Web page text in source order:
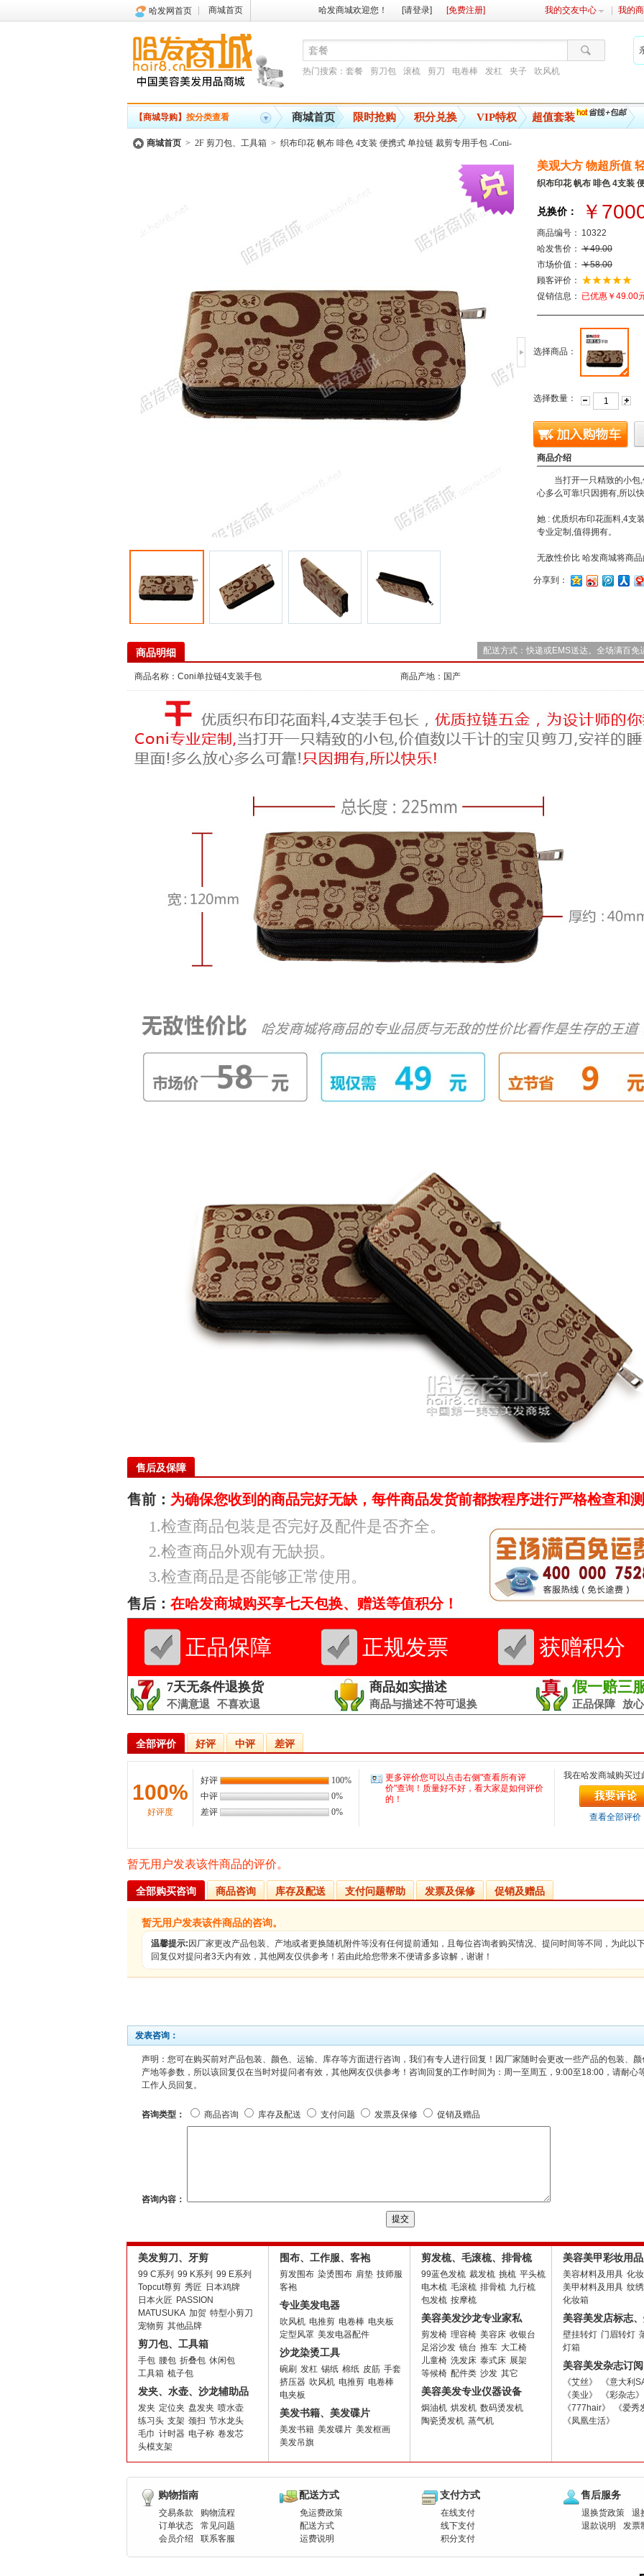
哈发网首页 商城首页 哈发商城欢迎您！ [请登录] [免费注册] 我的交友中心 我的
热门搜索： 套餐 剪刀包 滚梳 剪刀 电卷棒 发杠 夹子 吹风机
【商城导购】 按分类查看 商城首页 限时抢购 积分兑换 VIP特权 超值套装
商城首页 > 2F 剪刀包、工具箱 > 织布印花 帆布 啡色 4支装 便携式 单拉链 裁剪专用手包 -Coni-
美观大方 物超所值
织布印花 帆布 啡色 4支装
兑换价： ￥
商品编号： 10322
哈发售价： ￥49.00
市场价值： ￥58.00
顾客评价：
促销信息： 已优惠￥49.00元
选择商品：
选择数量：
- +
商品介绍
当打开一只精致的小
心多么可靠!只因拥有,所以
她 : 优质织布印花面料,4支
专业定制,值得拥有。
无敌性价比 哈发商城将商
分享到：
商品明细 配送方式：快递或EMS送达。全场满百免
商品名称：Coni单拉链4支装手包 商品产地：国产
售后及保障
售前： 为确保您收到的商品完好无缺，每件商品发货前都按程序进行严格检查和测
1.检查商品包装是否完好及配件是否齐全。
2.检查商品外观有无缺损。
3.检查商品是否能够正常使用。
售后： 在哈发商城购买享七天包换、赠送等值积分！
正品保障 正规发票 获赠积分
7天无条件退换货
不满意退 不喜欢退
商品如实描述
商品与描述不符可退换
假一赔三
正品保障 放
全部评价 好评 中评 差评
100%
好评度
好评
100%
中评
0%
差评
0%
更多评价您可以点击右侧"查看所有评
价"查询！质量好不好，看大家是如何评价
的！
我在哈发商城购买过
我要评价
查看全部评价
暂无用户发表该件商品的评价。
全部购买咨询 商品咨询 库存及配送 支付问题帮助 发票及保修 促销及赠品
暂无用户发表该件商品的咨询。
温馨提示: 因厂家更改产品包装、产地或者更换随机附件等没有任何提前通知，且每位咨询者购买情况、提问时间等不同，为此以
回复仅对提问者3天内有效，其他网友仅供参考！若由此给您带来不便请多多谅解，谢谢！
发表咨询：
声明：您可在购买前对产品包装、颜色、运输、库存等方面进行咨询，我们有专人进行回复！因厂家随时会更改一些产品的包装、颜
产地等参数，所以该回复仅在当时对提问者有效，其他网友仅供参考！咨询回复的工作时间为：周一至周五，9:00至18:00，请耐心
工作人员回复。
咨询类型： 商品咨询 库存及配送 支付问题 发票及保修 促销及赠品
咨询内容：
美发剪刀、牙剪
99 C系列 99 K系列 99 E系列
Topcut尊剪 秀匠 日本鸡牌
日本火匠 PASSION
MATUSUKA 加贺 特型小剪刀
宠物剪 其他品牌
剪刀包、工具箱
手包 腰包 折叠包 休闲包
工具箱 梳子包
发夹、水壶、沙龙辅助品
发夹 定位夹 盘发夹 喷水壶
练习头 支架 颈扫 节水龙头
毛巾 计时器 电子称 卷发芯
头模支架
围布、工作服、客袍
剪发围布 染烫围布 肩垫 技师服
客袍
专业美发电器
吹风机 电推剪 电卷棒 电夹板
定型风罩 美发电器配件
沙龙染烫工具
碗刷 发杠 锡纸 棉纸 皮筋 手套
挤压器 吹风机 电推剪 电卷棒
电夹板
美发书籍、美发碟片
美发书籍 美发碟片 美发框画
美发吊旗
剪发梳、毛滚梳、排骨梳
99蓝色发梳 裁发梳 挑梳 平头梳
电木梳 毛滚梳 排骨梳 九行梳
包发梳 按摩梳
美容美发沙龙专业家私
剪发椅 理容椅 美容床 收银台
足浴沙发 镜台 推车 大工椅
儿童椅 洗发床 泰式床 展架
等候椅 配件类 沙发 其它
美容美发专业仪器设备
焗油机 烘发机 数码烫发机
陶瓷烫发机 蒸气机
美容美甲彩妆用
美容材料及用具 化
美甲材料及用具 纹
化妆箱
美容美发店标志
壁挂转灯 门眉转灯
灯箱
美容美发杂志订阅
《艾丝》
《意大利
《美业》
《彩杂志》
《777hair》
《爱秀
《凤凰生活》
购物指南
交易条款
购物流程
订单状态
常见问题
会员介绍
联系客服
配送方式
免运费政策
配送方式
运费说明
支付方式
在线支付
线下支付
积分支付
售后服务
退换货政策
退
退款说明
发票